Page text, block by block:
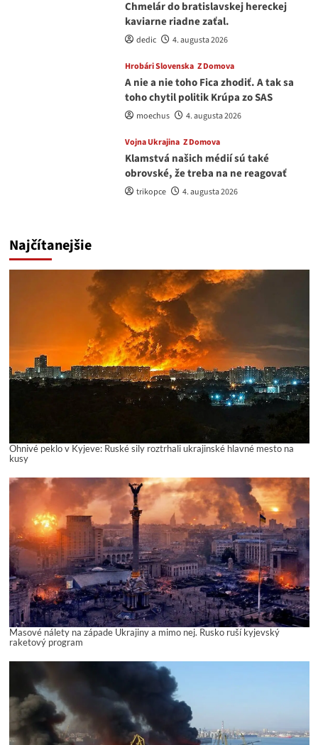
Chmelár do bratislavskej hereckej
kaviarne riadne zaťal.
dedic 4. augusta 2026
Hrobári Slovenska Z Domova
A nie a nie toho Fica zhodiť. A tak sa
toho chytil politik Krúpa zo SAS
moechus 4. augusta 2026
Vojna Ukrajina Z Domova
Klamstvá našich médií sú také
obrovské, že treba na ne reagovať
trikopce 4. augusta 2026
Najčítanejšie
Ohnivé peklo v Kyjeve: Ruské sily roztrhali ukrajinské hlavné mesto na
kusy
Masové nálety na západe Ukrajiny a mimo nej. Rusko ruší kyjevský
raketový program